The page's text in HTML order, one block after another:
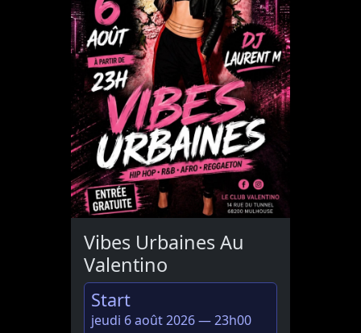
Vibes Urbaines Au
Valentino
Start
jeudi 6 août 2026 — 23h00